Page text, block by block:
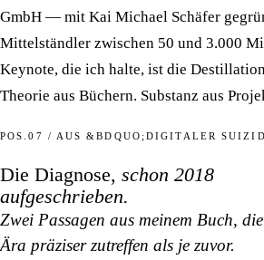
GmbH — mit Kai Michael Schäfer
Mittelständler zwischen 50 und 3.000
Keynote, die ich halte, ist die
Theorie aus Büchern. Substanz aus
POS.07 / AUS &BDQUO;DIGITALER
Die Diagnose, schon 2018
aufgeschrieben.
Zwei Passagen aus meinem Buch,
Ära präziser zutreffen als je zuvor.